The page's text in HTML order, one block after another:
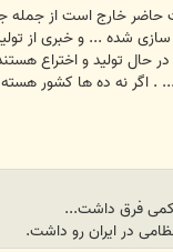
خارج است از جمله
شده ... و خبری از
تولید و اختراع
... . اگر نه ده ها کشور
کمی فرق داشت...
در ایران رو داشت.